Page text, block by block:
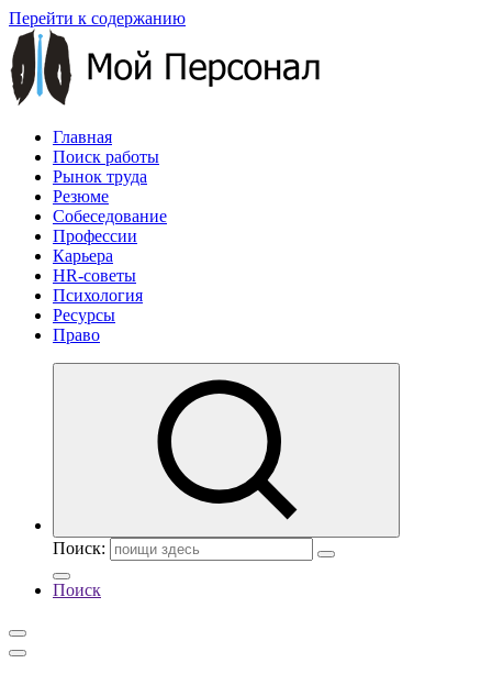
Перейти к содержанию
Главная
Поиск работы
Рынок труда
Резюме
Собеседование
Профессии
Карьера
HR-советы
Психология
Ресурсы
Право
Поиск:
Поиск